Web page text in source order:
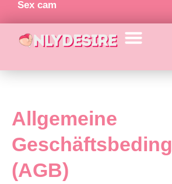
inhoud
Sex cam
Allgemeine
(AGB)